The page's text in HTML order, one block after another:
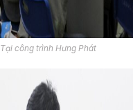
Tại công trình Hưng Phát